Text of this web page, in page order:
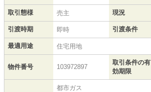
取引態様 売主 現況
引渡時期 即時 引渡条件
最適用途 住宅用地
物件番号 103972897
取引条件の有
効期限
都市ガス